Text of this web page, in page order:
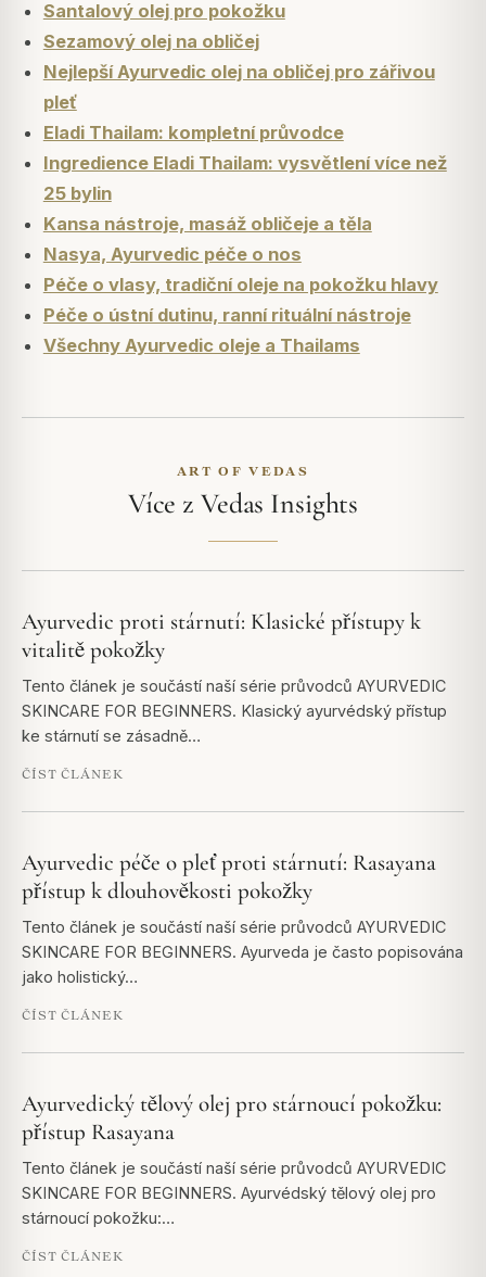
Santalový olej pro pokožku
Sezamový olej na obličej
Nejlepší Ayurvedic olej na obličej pro zářivou
pleť
Eladi Thailam: kompletní průvodce
Ingredience Eladi Thailam: vysvětlení více než
25 bylin
Kansa nástroje, masáž obličeje a těla
Nasya, Ayurvedic péče o nos
Péče o vlasy, tradiční oleje na pokožku hlavy
Péče o ústní dutinu, ranní rituální nástroje
Všechny Ayurvedic oleje a Thailams
ART OF VEDAS
Více z Vedas Insights
Ayurvedic proti stárnutí: Klasické přístupy k
vitalitě pokožky
Tento článek je součástí naší série průvodců AYURVEDIC
SKINCARE FOR BEGINNERS. Klasický ayurvédský přístup
ke stárnutí se zásadně…
ČÍST ČLÁNEK
Ayurvedic péče o pleť proti stárnutí: Rasayana
přístup k dlouhověkosti pokožky
Tento článek je součástí naší série průvodců AYURVEDIC
SKINCARE FOR BEGINNERS. Ayurveda je často popisována
jako holistický…
ČÍST ČLÁNEK
Ayurvedický tělový olej pro stárnoucí pokožku:
přístup Rasayana
Tento článek je součástí naší série průvodců AYURVEDIC
SKINCARE FOR BEGINNERS. Ayurvédský tělový olej pro
stárnoucí pokožku:…
ČÍST ČLÁNEK